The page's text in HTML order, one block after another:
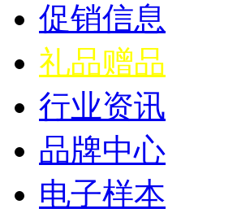
促销信息
礼品赠品
行业资讯
品牌中心
电子样本